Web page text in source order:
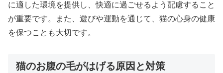
に適した環境を提供し、快適に過ごせるよう配慮すること
が重要です。また、遊びや運動を通じて、猫の心身の健康
を保つことも大切です。
猫のお腹の毛がはげる原因と対策